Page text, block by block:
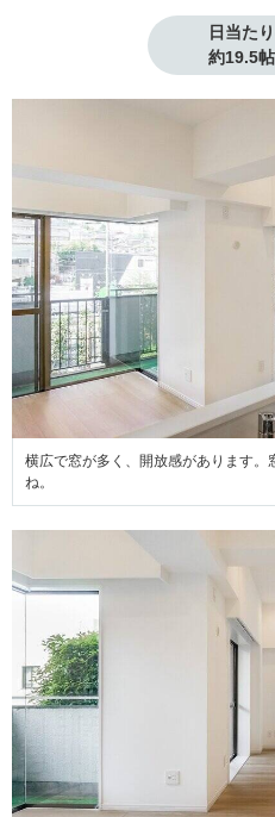
日当た
約19.5
横広で窓が多く、開放感があります
ね。